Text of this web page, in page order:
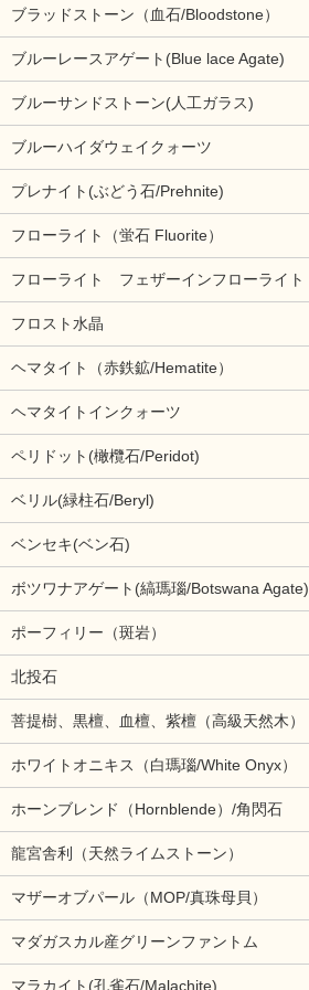
ブラッドストーン（血石/Bloodstone）
ブルーレースアゲート(Blue lace Agate)
ブルーサンドストーン(人工ガラス)
ブルーハイダウェイクォーツ
プレナイト(ぶどう石/Prehnite)
フローライト（蛍石 Fluorite）
フローライト フェザーインフローライト
フロスト水晶
ヘマタイト（赤鉄鉱/Hematite）
ヘマタイトインクォーツ
ペリドット(橄欖石/Peridot)
ベリル(緑柱石/Beryl)
ベンセキ(ベン石)
ボツワナアゲート(縞瑪瑙/Botswana Agate)
ポーフィリー（斑岩）
北投石
菩提樹、黒檀、血檀、紫檀（高級天然木）
ホワイトオニキス（白瑪瑙/White Onyx）
ホーンブレンド（Hornblende）/角閃石
龍宮舎利（天然ライムストーン）
マザーオブパール（MOP/真珠母貝）
マダガスカル産グリーンファントム
マラカイト(孔雀石/Malachite)